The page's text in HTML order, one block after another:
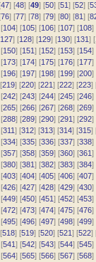
47] [48] [49] [50] [51] [52] [
76] [77] [78] [79] [80] [81] [
104] [105] [106] [107] [108]
127] [128] [129] [130] [131] [
150] [151] [152] [153] [154]
173] [174] [175] [176] [177]
196] [197] [198] [199] [200]
219] [220] [221] [222] [223]
242] [243] [244] [245] [246]
265] [266] [267] [268] [269]
288] [289] [290] [291] [292]
311] [312] [313] [314] [315]
334] [335] [336] [337] [338]
357] [358] [359] [360] [361]
380] [381] [382] [383] [384]
403] [404] [405] [406] [407]
426] [427] [428] [429] [430]
449] [450] [451] [452] [453]
472] [473] [474] [475] [476]
495] [496] [497] [498] [499]
518] [519] [520] [521] [522]
541] [542] [543] [544] [545]
564] [565] [566] [567] [568]